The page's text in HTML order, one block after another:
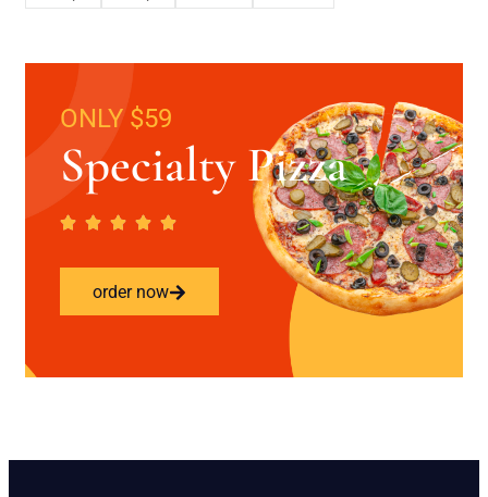
ONLY $59
Specialty Pizza
order now